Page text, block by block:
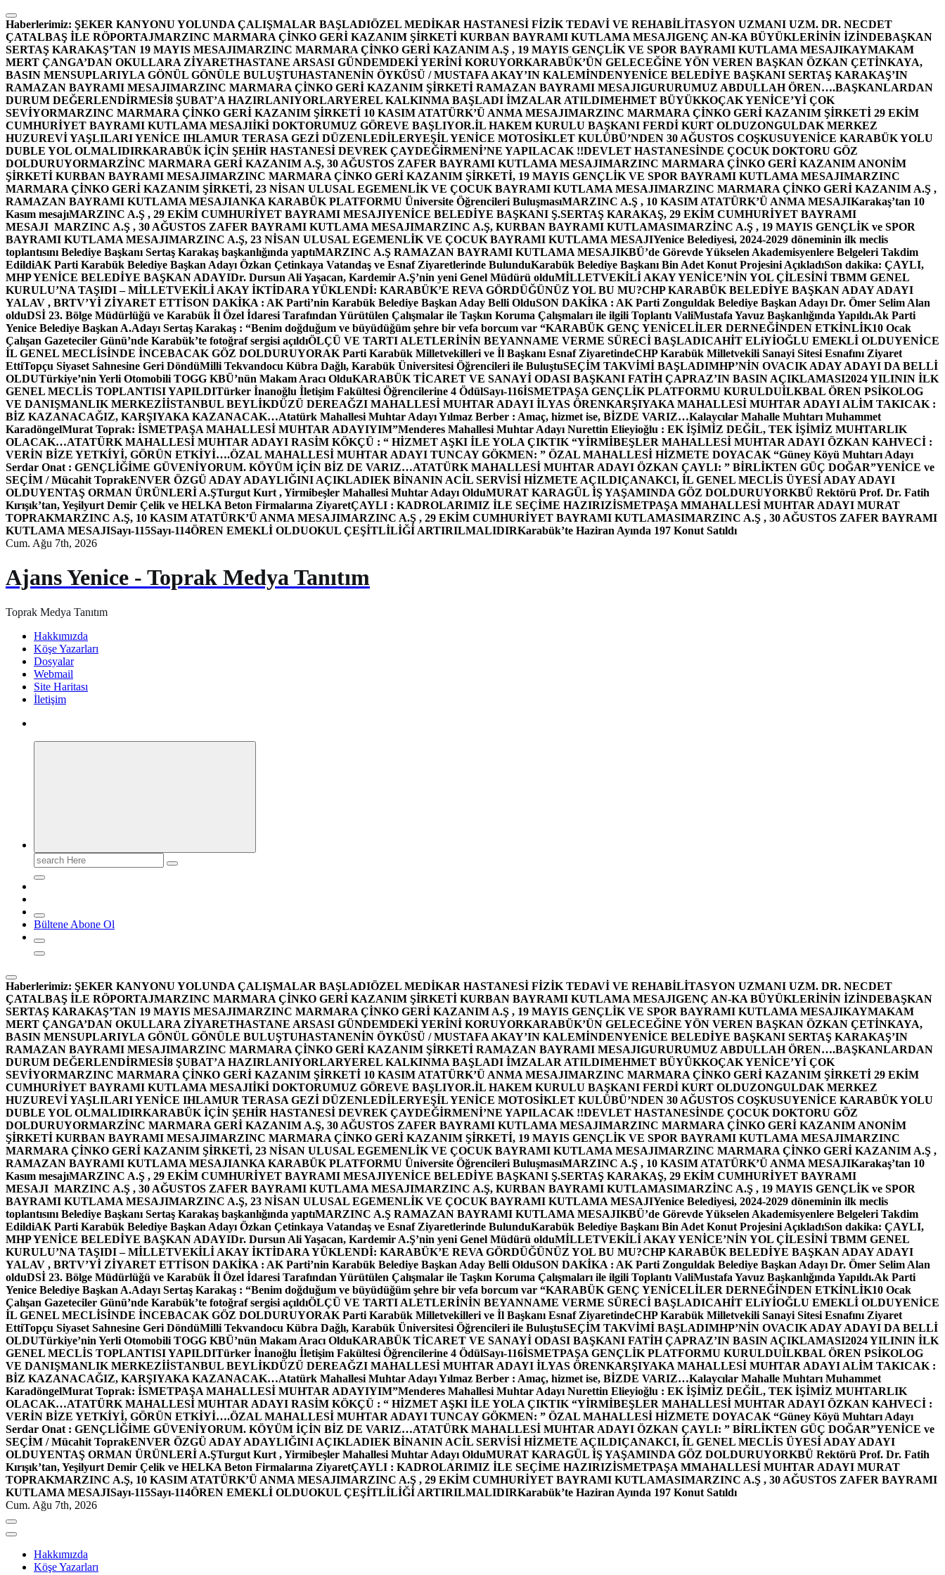
İçeriğe
atla
Haberlerimiz: ŞEKER KANYONU YOLUNDA ÇALIŞMALAR BAŞLADIÖZEL MEDİKAR HASTANESİ FİZİK TEDAVİ VE REHABİLİTASYON UZMANI UZM. DR. NECDET
ÇATALBAŞ İLE RÖPORTAJMARZINC MARMARA ÇİNKO GERİ KAZANIM ŞİRKETİ KURBAN BAYRAMI KUTLAMA MESAJIGENÇ AN-KA BÜYÜKLERİNİN İZİNDEBAŞKAN
SERTAŞ KARAKAŞ’TAN 19 MAYIS MESAJIMARZINC MARMARA ÇİNKO GERİ KAZANIM A.Ş , 19 MAYIS GENÇLİK VE SPOR BAYRAMI KUTLAMA MESAJIKAYMAKAM
MERT ÇANGA’DAN OKULLARA ZİYARETHASTANE ARSASI GÜNDEMDEKİ YERİNİ KORUYORKARABÜK’ÜN GELECEĞİNE YÖN VEREN BAŞKAN ÖZKAN ÇETİNKAYA,
BASIN MENSUPLARIYLA GÖNÜL GÖNÜLE BULUŞTUHASTANENİN ÖYKÜSÜ / MUSTAFA AKAY’IN KALEMİNDENYENİCE BELEDİYE BAŞKANI SERTAŞ KARAKAŞ’IN
RAMAZAN BAYRAMI MESAJIMARZINC MARMARA ÇİNKO GERİ KAZANIM ŞİRKETİ RAMAZAN BAYRAMI MESAJIGURURUMUZ ABDULLAH ÖREN….BAŞKANLARDAN
DURUM DEĞERLENDİRMESİ8 ŞUBAT’A HAZIRLANIYORLARYEREL KALKINMA BAŞLADI İMZALAR ATILDIMEHMET BÜYÜKKOÇAK YENİCE’Yİ ÇOK
SEVİYORMARZINC MARMARA ÇİNKO GERİ KAZANIM ŞİRKETİ 10 KASIM ATATÜRK’Ü ANMA MESAJIMARZINC MARMARA ÇİNKO GERİ KAZANIM ŞİRKETİ 29 EKİM
CUMHURİYET BAYRAMI KUTLAMA MESAJIİKİ DOKTORUMUZ GÖREVE BAŞLIYOR.İL HAKEM KURULU BAŞKANI FERDİ KURT OLDUZONGULDAK MERKEZ
HUZUREVİ YAŞLILARI YENİCE IHLAMUR TERASA GEZİ DÜZENLEDİLERYEŞİL YENİCE MOTOSİKLET KULÜBÜ’NDEN 30 AĞUSTOS COŞKUSUYENİCE KARABÜK YOLU
DUBLE YOL OLMALIDIRKARABÜK İÇİN ŞEHİR HASTANESİ DEVREK ÇAYDEĞİRMENİ’NE YAPILACAK !!DEVLET HASTANESİNDE ÇOCUK DOKTORU GÖZ
DOLDURUYORMARZİNC MARMARA GERİ KAZANIM A.Ş, 30 AĞUSTOS ZAFER BAYRAMI KUTLAMA MESAJIMARZINC MARMARA ÇİNKO GERİ KAZANIM ANONİM
ŞİRKETİ KURBAN BAYRAMI MESAJIMARZINC MARMARA ÇİNKO GERİ KAZANIM ŞİRKETİ, 19 MAYIS GENÇLİK VE SPOR BAYRAMI KUTLAMA MESAJIMARZINC
MARMARA ÇİNKO GERİ KAZANIM ŞİRKETİ, 23 NİSAN ULUSAL EGEMENLİK VE ÇOCUK BAYRAMI KUTLAMA MESAJIMARZINC MARMARA ÇİNKO GERİ KAZANIM A.Ş ,
RAMAZAN BAYRAMI KUTLAMA MESAJIANKA KARABÜK PLATFORMU Üniversite Öğrencileri BuluşmasıMARZINC A.Ş , 10 KASIM ATATÜRK’Ü ANMA MESAJIKarakaş’tan 10
Kasım mesajıMARZINC A.Ş , 29 EKİM CUMHURİYET BAYRAMI MESAJIYENİCE BELEDİYE BAŞKANI Ş.SERTAŞ KARAKAŞ, 29 EKİM CUMHURİYET BAYRAMI
MESAJI MARZINC A.Ş , 30 AĞUSTOS ZAFER BAYRAMI KUTLAMA MESAJIMARZINC A.Ş, KURBAN BAYRAMI KUTLAMASIMARZİNC A.Ş , 19 MAYIS GENÇLİK ve SPOR
BAYRAMI KUTLAMA MESAJIMARZINC A.Ş, 23 NİSAN ULUSAL EGEMENLİK VE ÇOCUK BAYRAMI KUTLAMA MESAJIYenice Belediyesi, 2024-2029 döneminin ilk meclis
toplantısını Belediye Başkanı Sertaş Karakaş başkanlığında yaptıMARZINC A.Ş RAMAZAN BAYRAMI KUTLAMA MESAJIKBÜ’de Görevde Yükselen Akademisyenlere Belgeleri Takdim
EdildiAK Parti Karabük Belediye Başkan Adayı Özkan Çetinkaya Vatandaş ve Esnaf Ziyaretlerinde BulunduKarabük Belediye Başkanı Bin Adet Konut Projesini AçıkladıSon dakika: ÇAYLI,
MHP YENİCE BELEDİYE BAŞKAN ADAYIDr. Dursun Ali Yaşacan, Kardemir A.Ş’nin yeni Genel Müdürü olduMİLLETVEKİLİ AKAY YENİCE’NİN YOL ÇİLESİNİ TBMM GENEL
KURULU’NA TAŞIDI – MİLLETVEKİLİ AKAY İKTİDARA YÜKLENDİ: KARABÜK’E REVA GÖRDÜĞÜNÜZ YOL BU MU?CHP KARABÜK BELEDİYE BAŞKAN ADAY ADAYI
YALAV , BRTV’Yİ ZİYARET ETTİSON DAKİKA : AK Parti’nin Karabük Belediye Başkan Aday Belli OlduSON DAKİKA : AK Parti Zonguldak Belediye Başkan Adayı Dr. Ömer Selim Alan
olduDSİ 23. Bölge Müdürlüğü ve Karabük İl Özel İdaresi Tarafından Yürütülen Çalışmalar ile Taşkın Koruma Çalışmaları ile ilgili Toplantı ValiMustafa Yavuz Başkanlığında Yapıldı.Ak Parti
Yenice Belediye Başkan A.Adayı Sertaş Karakaş : “Benim doğduğum ve büyüdüğüm şehre bir vefa borcum var “KARABÜK GENÇ YENİCELİLER DERNEĞİNDEN ETKİNLİK10 Ocak
Çalışan Gazeteciler Günü’nde Karabük’te fotoğraf sergisi açıldıÖLÇÜ VE TARTI ALETLERİNİN BEYANNAME VERME SÜRECİ BAŞLADICAHİT ELiYİOĞLU EMEKLİ OLDUYENİCE
İL GENEL MECLİSİNDE İNCEBACAK GÖZ DOLDURUYORAK Parti Karabük Milletvekilleri ve İl Başkanı Esnaf ZiyaretindeCHP Karabük Milletvekili Sanayi Sitesi Esnafını Ziyaret
EttiTopçu Siyaset Sahnesine Geri DöndüMilli Tekvandocu Kübra Dağlı, Karabük Üniversitesi Öğrencileri ile BuluştuSEÇİM TAKVİMİ BAŞLADIMHP’NİN OVACIK ADAY ADAYI DA BELLİ
OLDUTürkiye’nin Yerli Otomobili TOGG KBÜ’nün Makam Aracı OlduKARABÜK TİCARET VE SANAYİ ODASI BAŞKANI FATİH ÇAPRAZ’IN BASIN AÇIKLAMASI2024 YILININ İLK
GENEL MECLİS TOPLANTISI YAPILDITürker İnanoğlu İletişim Fakültesi Öğrencilerine 4 ÖdülSayı-116İSMETPAŞA GENÇLİK PLATFORMU KURULDUİLKBAL ÖREN PSİKOLOG
VE DANIŞMANLIK MERKEZİİSTANBUL BEYLİKDÜZÜ DEREAĞZI MAHALLESİ MUHTAR ADAYI İLYAS ÖRENKARŞIYAKA MAHALLESİ MUHTAR ADAYI ALİM TAKICAK :
BİZ KAZANACAĞIZ, KARŞIYAKA KAZANACAK…Atatürk Mahallesi Muhtar Adayı Yılmaz Berber : Amaç, hizmet ise, BİZDE VARIZ…Kalaycılar Mahalle Muhtarı Muhammet
KaradöngelMurat Toprak: İSMETPAŞA MAHALLESİ MUHTAR ADAYIYIM”Menderes Mahallesi Muhtar Adayı Nurettin Elieyioğlu : EK İŞİMİZ DEĞİL, TEK İŞİMİZ MUHTARLIK
OLACAK…ATATÜRK MAHALLESİ MUHTAR ADAYI RASİM KÖKÇÜ : “ HİZMET AŞKI İLE YOLA ÇIKTIK “YİRMİBEŞLER MAHALLESİ MUHTAR ADAYI ÖZKAN KAHVECİ :
VERİN BİZE YETKİYİ, GÖRÜN ETKİYİ….ÖZAL MAHALLESİ MUHTAR ADAYI TUNCAY GÖKMEN: ” ÖZAL MAHALLESİ HİZMETE DOYACAK “Güney Köyü Muhtarı Adayı
Serdar Onat : GENÇLİĞİME GÜVENİYORUM. KÖYÜM İÇİN BİZ DE VARIZ…ATATÜRK MAHALLESİ MUHTAR ADAYI ÖZKAN ÇAYLI: ” BİRLİKTEN GÜÇ DOĞAR”YENİCE ve
SEÇİM / Mücahit ToprakENVER ÖZGÜ ADAY ADAYLIĞINI AÇIKLADIEK BİNANIN ACİL SERVİSİ HİZMETE AÇILDIÇANAKCI, İL GENEL MECLİS ÜYESİ ADAY ADAYI
OLDUYENTAŞ ORMAN ÜRÜNLERİ A.ŞTurgut Kurt , Yirmibeşler Mahallesi Muhtar Adayı OlduMURAT KARAGÜL İŞ YAŞAMINDA GÖZ DOLDURUYORKBÜ Rektörü Prof. Dr. Fatih
Kırışık’tan, Yeşilyurt Demir Çelik ve HELKA Beton Firmalarına ZiyaretÇAYLI : KADROLARIMIZ İLE SEÇİME HAZIRIZİSMETPAŞA MMAHALLESİ MUHTAR ADAYI MURAT
TOPRAKMARZINC A.Ş, 10 KASIM ATATÜRK’Ü ANMA MESAJIMARZINC A.Ş , 29 EKİM CUMHURİYET BAYRAMI KUTLAMASIMARZINC A.Ş , 30 AĞUSTOS ZAFER BAYRAMI
KUTLAMA MESAJISayı-115Sayı-114ÖREN EMEKLİ OLDUOKUL ÇEŞİTLİLİĞİ ARTIRILMALIDIRKarabük’te Haziran Ayında 197 Konut Satıldı
Cum. Ağu 7th, 2026
Ajans Yenice - Toprak Medya Tanıtım
Toprak Medya Tanıtım
Hakkımızda
Köşe Yazarları
Dosyalar
Webmail
Site Haritası
İletişim
Search
for:
Bültene Abone Ol
Haberlerimiz: ŞEKER KANYONU YOLUNDA ÇALIŞMALAR BAŞLADIÖZEL MEDİKAR HASTANESİ FİZİK TEDAVİ VE REHABİLİTASYON UZMANI UZM. DR. NECDET
ÇATALBAŞ İLE RÖPORTAJMARZINC MARMARA ÇİNKO GERİ KAZANIM ŞİRKETİ KURBAN BAYRAMI KUTLAMA MESAJIGENÇ AN-KA BÜYÜKLERİNİN İZİNDEBAŞKAN
SERTAŞ KARAKAŞ’TAN 19 MAYIS MESAJIMARZINC MARMARA ÇİNKO GERİ KAZANIM A.Ş , 19 MAYIS GENÇLİK VE SPOR BAYRAMI KUTLAMA MESAJIKAYMAKAM
MERT ÇANGA’DAN OKULLARA ZİYARETHASTANE ARSASI GÜNDEMDEKİ YERİNİ KORUYORKARABÜK’ÜN GELECEĞİNE YÖN VEREN BAŞKAN ÖZKAN ÇETİNKAYA,
BASIN MENSUPLARIYLA GÖNÜL GÖNÜLE BULUŞTUHASTANENİN ÖYKÜSÜ / MUSTAFA AKAY’IN KALEMİNDENYENİCE BELEDİYE BAŞKANI SERTAŞ KARAKAŞ’IN
RAMAZAN BAYRAMI MESAJIMARZINC MARMARA ÇİNKO GERİ KAZANIM ŞİRKETİ RAMAZAN BAYRAMI MESAJIGURURUMUZ ABDULLAH ÖREN….BAŞKANLARDAN
DURUM DEĞERLENDİRMESİ8 ŞUBAT’A HAZIRLANIYORLARYEREL KALKINMA BAŞLADI İMZALAR ATILDIMEHMET BÜYÜKKOÇAK YENİCE’Yİ ÇOK
SEVİYORMARZINC MARMARA ÇİNKO GERİ KAZANIM ŞİRKETİ 10 KASIM ATATÜRK’Ü ANMA MESAJIMARZINC MARMARA ÇİNKO GERİ KAZANIM ŞİRKETİ 29 EKİM
CUMHURİYET BAYRAMI KUTLAMA MESAJIİKİ DOKTORUMUZ GÖREVE BAŞLIYOR.İL HAKEM KURULU BAŞKANI FERDİ KURT OLDUZONGULDAK MERKEZ
HUZUREVİ YAŞLILARI YENİCE IHLAMUR TERASA GEZİ DÜZENLEDİLERYEŞİL YENİCE MOTOSİKLET KULÜBÜ’NDEN 30 AĞUSTOS COŞKUSUYENİCE KARABÜK YOLU
DUBLE YOL OLMALIDIRKARABÜK İÇİN ŞEHİR HASTANESİ DEVREK ÇAYDEĞİRMENİ’NE YAPILACAK !!DEVLET HASTANESİNDE ÇOCUK DOKTORU GÖZ
DOLDURUYORMARZİNC MARMARA GERİ KAZANIM A.Ş, 30 AĞUSTOS ZAFER BAYRAMI KUTLAMA MESAJIMARZINC MARMARA ÇİNKO GERİ KAZANIM ANONİM
ŞİRKETİ KURBAN BAYRAMI MESAJIMARZINC MARMARA ÇİNKO GERİ KAZANIM ŞİRKETİ, 19 MAYIS GENÇLİK VE SPOR BAYRAMI KUTLAMA MESAJIMARZINC
MARMARA ÇİNKO GERİ KAZANIM ŞİRKETİ, 23 NİSAN ULUSAL EGEMENLİK VE ÇOCUK BAYRAMI KUTLAMA MESAJIMARZINC MARMARA ÇİNKO GERİ KAZANIM A.Ş ,
RAMAZAN BAYRAMI KUTLAMA MESAJIANKA KARABÜK PLATFORMU Üniversite Öğrencileri BuluşmasıMARZINC A.Ş , 10 KASIM ATATÜRK’Ü ANMA MESAJIKarakaş’tan 10
Kasım mesajıMARZINC A.Ş , 29 EKİM CUMHURİYET BAYRAMI MESAJIYENİCE BELEDİYE BAŞKANI Ş.SERTAŞ KARAKAŞ, 29 EKİM CUMHURİYET BAYRAMI
MESAJI MARZINC A.Ş , 30 AĞUSTOS ZAFER BAYRAMI KUTLAMA MESAJIMARZINC A.Ş, KURBAN BAYRAMI KUTLAMASIMARZİNC A.Ş , 19 MAYIS GENÇLİK ve SPOR
BAYRAMI KUTLAMA MESAJIMARZINC A.Ş, 23 NİSAN ULUSAL EGEMENLİK VE ÇOCUK BAYRAMI KUTLAMA MESAJIYenice Belediyesi, 2024-2029 döneminin ilk meclis
toplantısını Belediye Başkanı Sertaş Karakaş başkanlığında yaptıMARZINC A.Ş RAMAZAN BAYRAMI KUTLAMA MESAJIKBÜ’de Görevde Yükselen Akademisyenlere Belgeleri Takdim
EdildiAK Parti Karabük Belediye Başkan Adayı Özkan Çetinkaya Vatandaş ve Esnaf Ziyaretlerinde BulunduKarabük Belediye Başkanı Bin Adet Konut Projesini AçıkladıSon dakika: ÇAYLI,
MHP YENİCE BELEDİYE BAŞKAN ADAYIDr. Dursun Ali Yaşacan, Kardemir A.Ş’nin yeni Genel Müdürü olduMİLLETVEKİLİ AKAY YENİCE’NİN YOL ÇİLESİNİ TBMM GENEL
KURULU’NA TAŞIDI – MİLLETVEKİLİ AKAY İKTİDARA YÜKLENDİ: KARABÜK’E REVA GÖRDÜĞÜNÜZ YOL BU MU?CHP KARABÜK BELEDİYE BAŞKAN ADAY ADAYI
YALAV , BRTV’Yİ ZİYARET ETTİSON DAKİKA : AK Parti’nin Karabük Belediye Başkan Aday Belli OlduSON DAKİKA : AK Parti Zonguldak Belediye Başkan Adayı Dr. Ömer Selim Alan
olduDSİ 23. Bölge Müdürlüğü ve Karabük İl Özel İdaresi Tarafından Yürütülen Çalışmalar ile Taşkın Koruma Çalışmaları ile ilgili Toplantı ValiMustafa Yavuz Başkanlığında Yapıldı.Ak Parti
Yenice Belediye Başkan A.Adayı Sertaş Karakaş : “Benim doğduğum ve büyüdüğüm şehre bir vefa borcum var “KARABÜK GENÇ YENİCELİLER DERNEĞİNDEN ETKİNLİK10 Ocak
Çalışan Gazeteciler Günü’nde Karabük’te fotoğraf sergisi açıldıÖLÇÜ VE TARTI ALETLERİNİN BEYANNAME VERME SÜRECİ BAŞLADICAHİT ELiYİOĞLU EMEKLİ OLDUYENİCE
İL GENEL MECLİSİNDE İNCEBACAK GÖZ DOLDURUYORAK Parti Karabük Milletvekilleri ve İl Başkanı Esnaf ZiyaretindeCHP Karabük Milletvekili Sanayi Sitesi Esnafını Ziyaret
EttiTopçu Siyaset Sahnesine Geri DöndüMilli Tekvandocu Kübra Dağlı, Karabük Üniversitesi Öğrencileri ile BuluştuSEÇİM TAKVİMİ BAŞLADIMHP’NİN OVACIK ADAY ADAYI DA BELLİ
OLDUTürkiye’nin Yerli Otomobili TOGG KBÜ’nün Makam Aracı OlduKARABÜK TİCARET VE SANAYİ ODASI BAŞKANI FATİH ÇAPRAZ’IN BASIN AÇIKLAMASI2024 YILININ İLK
GENEL MECLİS TOPLANTISI YAPILDITürker İnanoğlu İletişim Fakültesi Öğrencilerine 4 ÖdülSayı-116İSMETPAŞA GENÇLİK PLATFORMU KURULDUİLKBAL ÖREN PSİKOLOG
VE DANIŞMANLIK MERKEZİİSTANBUL BEYLİKDÜZÜ DEREAĞZI MAHALLESİ MUHTAR ADAYI İLYAS ÖRENKARŞIYAKA MAHALLESİ MUHTAR ADAYI ALİM TAKICAK :
BİZ KAZANACAĞIZ, KARŞIYAKA KAZANACAK…Atatürk Mahallesi Muhtar Adayı Yılmaz Berber : Amaç, hizmet ise, BİZDE VARIZ…Kalaycılar Mahalle Muhtarı Muhammet
KaradöngelMurat Toprak: İSMETPAŞA MAHALLESİ MUHTAR ADAYIYIM”Menderes Mahallesi Muhtar Adayı Nurettin Elieyioğlu : EK İŞİMİZ DEĞİL, TEK İŞİMİZ MUHTARLIK
OLACAK…ATATÜRK MAHALLESİ MUHTAR ADAYI RASİM KÖKÇÜ : “ HİZMET AŞKI İLE YOLA ÇIKTIK “YİRMİBEŞLER MAHALLESİ MUHTAR ADAYI ÖZKAN KAHVECİ :
VERİN BİZE YETKİYİ, GÖRÜN ETKİYİ….ÖZAL MAHALLESİ MUHTAR ADAYI TUNCAY GÖKMEN: ” ÖZAL MAHALLESİ HİZMETE DOYACAK “Güney Köyü Muhtarı Adayı
Serdar Onat : GENÇLİĞİME GÜVENİYORUM. KÖYÜM İÇİN BİZ DE VARIZ…ATATÜRK MAHALLESİ MUHTAR ADAYI ÖZKAN ÇAYLI: ” BİRLİKTEN GÜÇ DOĞAR”YENİCE ve
SEÇİM / Mücahit ToprakENVER ÖZGÜ ADAY ADAYLIĞINI AÇIKLADIEK BİNANIN ACİL SERVİSİ HİZMETE AÇILDIÇANAKCI, İL GENEL MECLİS ÜYESİ ADAY ADAYI
OLDUYENTAŞ ORMAN ÜRÜNLERİ A.ŞTurgut Kurt , Yirmibeşler Mahallesi Muhtar Adayı OlduMURAT KARAGÜL İŞ YAŞAMINDA GÖZ DOLDURUYORKBÜ Rektörü Prof. Dr. Fatih
Kırışık’tan, Yeşilyurt Demir Çelik ve HELKA Beton Firmalarına ZiyaretÇAYLI : KADROLARIMIZ İLE SEÇİME HAZIRIZİSMETPAŞA MMAHALLESİ MUHTAR ADAYI MURAT
TOPRAKMARZINC A.Ş, 10 KASIM ATATÜRK’Ü ANMA MESAJIMARZINC A.Ş , 29 EKİM CUMHURİYET BAYRAMI KUTLAMASIMARZINC A.Ş , 30 AĞUSTOS ZAFER BAYRAMI
KUTLAMA MESAJISayı-115Sayı-114ÖREN EMEKLİ OLDUOKUL ÇEŞİTLİLİĞİ ARTIRILMALIDIRKarabük’te Haziran Ayında 197 Konut Satıldı
Cum. Ağu 7th, 2026
Hakkımızda
Köşe Yazarları